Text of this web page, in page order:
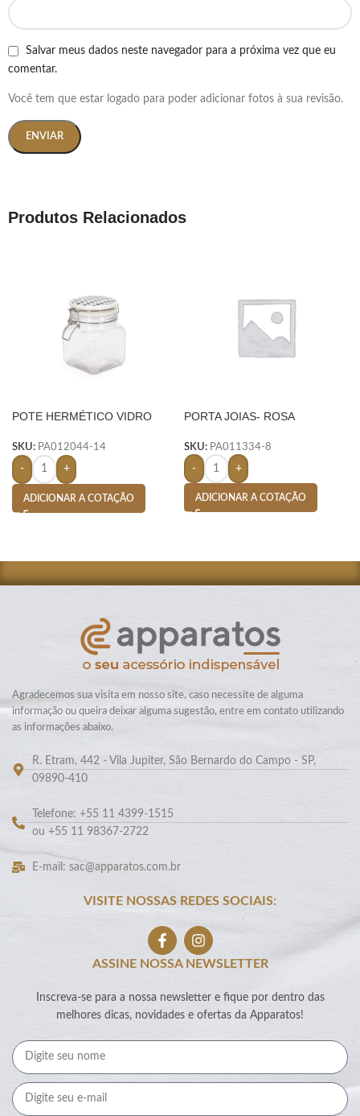
Salvar meus dados neste navegador para a próxima vez que eu
comentar.
Você tem que estar logado para poder adicionar fotos à sua revisão.
Produtos Relacionados
POTE HERMÉTICO VIDRO
SKU: PA012044-14
- +
ADICIONAR A COTAÇÃO
PORTA JOIAS- ROSA
SKU: PA011334-8
- +
ADICIONAR A COTAÇÃO
Agradecemos sua visita em nosso site, caso necessite de alguma
informação ou queira deixar alguma sugestão, entre em contato utilizando
as informações abaixo.
R. Etram, 442 - Vila Jupiter, São Bernardo do Campo - SP,
09890-410
Telefone: +55 11 4399-1515
ou +55 11 98367-2722
E-mail: sac@apparatos.com.br
VISITE NOSSAS REDES SOCIAIS:
ASSINE NOSSA NEWSLETTER
Inscreva-se para a nossa newsletter e fique por dentro das
melhores dicas, novidades e ofertas da Apparatos!